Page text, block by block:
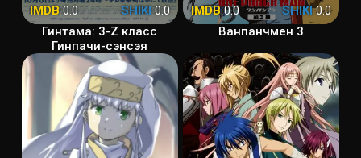
IMDB0.0 SHIKI0.0
Гинтама: 3-Z класс
Гинпачи-сэнсэя
IMDB0.0 SHIKI0.0
Ванпанчмен 3